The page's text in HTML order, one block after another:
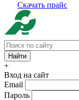
Скачать прайс
+
Вход на сайт
Email
Пароль